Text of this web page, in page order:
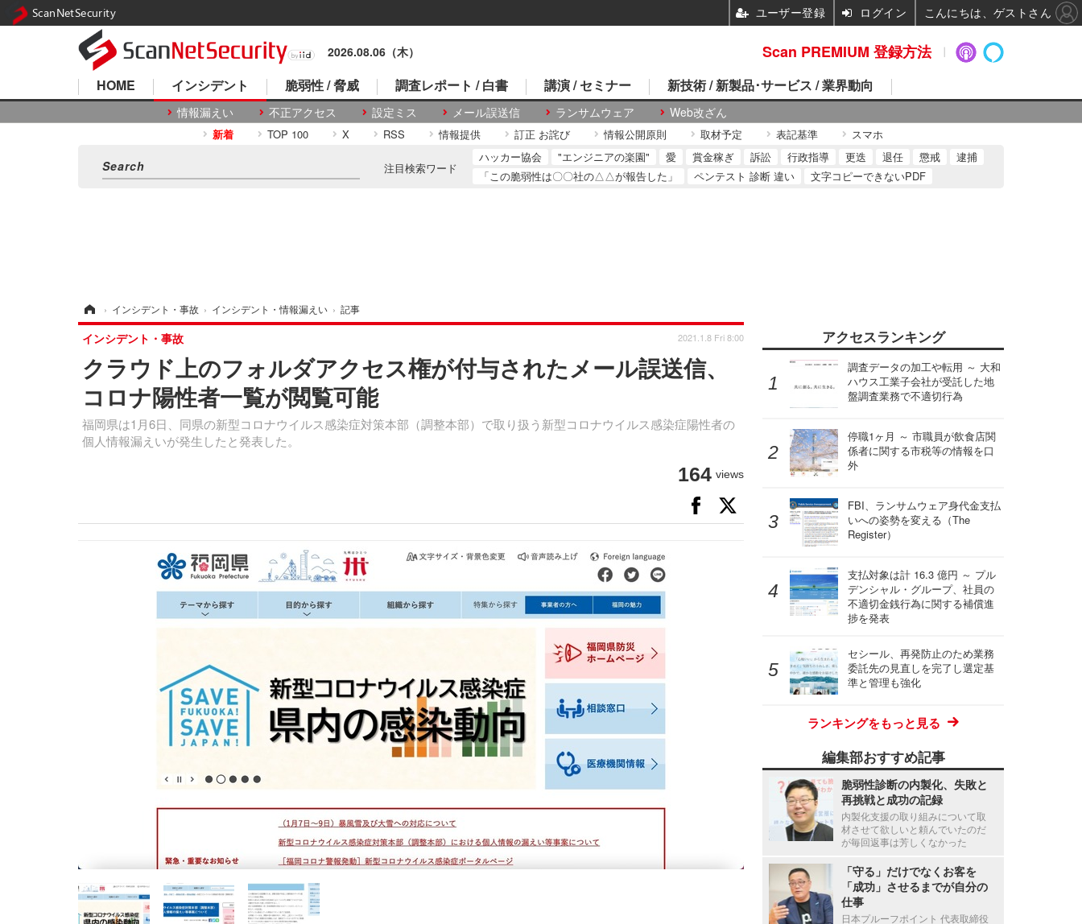
2026.08.06（木）
HOME インシデント
情報漏えい 不正アクセス 設定ミス メール誤送信 ランサムウェア Web改ざん
脆弱性 / 脅威 調査レポート / 白書 講演 / セミナー 新技術 / 新製品･サービス / 業界動向
新着 TOP 100 X RSS 情報提供 訂正 お詫び 情報公開原則 取材予定 表記基準 スマホ
注目検索ワード
ハッカー協会 "エンジニアの楽園" 愛 賞金稼ぎ 訴訟 行政指導 更迭 退任 懲戒
逮捕
「この脆弱性は〇〇社の△△が報告した」
ペンテスト 診断 違い 文字コピーできないPDF
› インシデント・事故 › インシデント・情報漏えい › 記事
クラウド上のフォルダアクセス権が付与されたメール誤送信、
コロナ陽性者一覧が閲覧可能
福岡県は1月6日、同県の新型コロナウイルス感染症対策本部（調整本部）で取り扱う新型コロナウイルス感染症陽性者の
個人情報漏えいが発生したと発表した。
インシデント・事故 2021.1.8 Fri 8:00
164 views
アクセスランキング
調査データの加工や転用 ～ 大和
ハウス工業子会社が受託した地
盤調査業務で不適切行為
停職1ヶ月 ～ 市職員が飲食店関
係者に関する市税等の情報を口
外
FBI、ランサムウェア身代金支払
いへの姿勢を変える（The
Register）
支払対象は計 16.3 億円 ～ プル
デンシャル・グループ、社員の
不適切金銭行為に関する補償進
捗を発表
セシール、再発防止のため業務
委託先の見直しを完了し選定基
準と管理も強化
ランキングをもっと見る
編集部おすすめ記事
脆弱性診断の内製化、失敗と
再挑戦と成功の記録
内製化支援の取り組みについて取
材させて欲しいと頼んでいたのだ
が毎回返事は芳しくなかった
「守る」だけでなくお客を
「成功」させるまでが自分の
仕事
日本プルーフポイント 代表取締役
Scan PREMIUM 登録方法
ScanNetSecurity ユーザー登録 ログイン こんにちは、ゲストさん